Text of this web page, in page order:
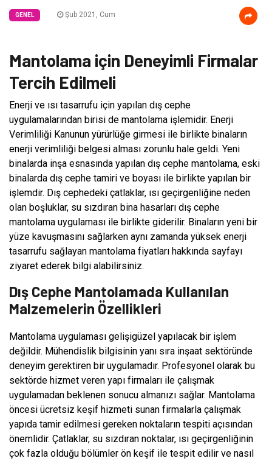
GENEL Şub 2021, Cum
Mantolama için Deneyimli Firmalar
Tercih Edilmeli
Enerji ve ısı tasarrufu için yapılan dış cephe
uygulamalarından birisi de mantolama işlemidir. Enerji
Verimliliği Kanunun yürürlüğe girmesi ile birlikte binaların
enerji verimliliği belgesi alması zorunlu hale geldi. Yeni
binalarda inşa esnasında yapılan dış cephe mantolama, eski
binalarda dış cephe tamiri ve boyası ile birlikte yapılan bir
işlemdir. Dış cephedeki çatlaklar, ısı geçirgenliğine neden
olan boşluklar, su sızdıran bina hasarları dış cephe
mantolama uygulaması ile birlikte giderilir. Binaların yeni bir
yüze kavuşmasını sağlarken aynı zamanda yüksek enerji
tasarrufu sağlayan mantolama fiyatları hakkında sayfayı
ziyaret ederek bilgi alabilirsiniz.
Dış Cephe Mantolamada Kullanılan
Malzemelerin Özellikleri
Mantolama uygulaması gelişigüzel yapılacak bir işlem
değildir. Mühendislik bilgisinin yanı sıra inşaat sektöründe
deneyim gerektiren bir uygulamadır. Profesyonel olarak bu
sektörde hizmet veren yapı firmaları ile çalışmak
uygulamadan beklenen sonucu almanızı sağlar. Mantolama
öncesi ücretsiz keşif hizmeti sunan firmalarla çalışmak
yapıda tamir edilmesi gereken noktaların tespiti açısından
önemlidir. Çatlaklar, su sızdıran noktalar, ısı geçirgenliğinin
çok fazla olduğu bölümler ön keşif ile tespit edilir ve nasıl